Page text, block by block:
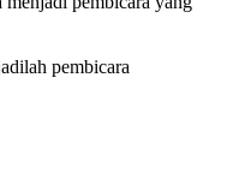
pembicara